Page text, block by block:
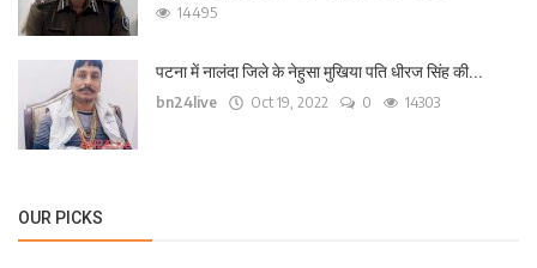
14495
पटना में नालंदा जिले के नेहुसा मुखिया पति धीरज सिंह की...
bn24live Oct 19, 2022 0 14303
OUR PICKS